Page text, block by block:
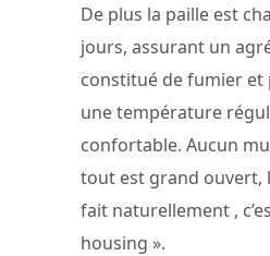
De plus la paille est
jours, assurant un
constitué de fumier et
une température
confortable. Aucun
tout est grand ouvert,
fait naturellement ,
housing ».